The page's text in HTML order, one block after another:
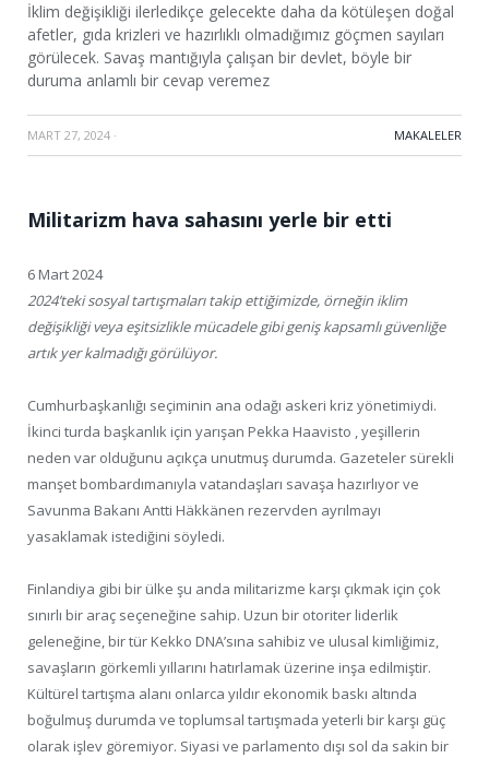
İklim değişikliği ilerledikçe gelecekte daha da kötüleşen doğal
afetler, gıda krizleri ve hazırlıklı olmadığımız göçmen sayıları
görülecek. Savaş mantığıyla çalışan bir devlet, böyle bir
duruma anlamlı bir cevap veremez
MART 27, 2024 · MAKALELER
Militarizm hava sahasını yerle bir etti
6 Mart 2024
2024’teki sosyal tartışmaları takip ettiğimizde, örneğin iklim
değişikliği veya eşitsizlikle mücadele gibi geniş kapsamlı güvenliğe
artık yer kalmadığı görülüyor.
Cumhurbaşkanlığı seçiminin ana odağı askeri kriz yönetimiydi.
İkinci turda başkanlık için yarışan Pekka Haavisto , yeşillerin
neden var olduğunu açıkça unutmuş durumda. Gazeteler sürekli
manşet bombardımanıyla vatandaşları savaşa hazırlıyor ve
Savunma Bakanı Antti Häkkänen rezervden ayrılmayı
yasaklamak istediğini söyledi.
Finlandiya gibi bir ülke şu anda militarizme karşı çıkmak için çok
sınırlı bir araç seçeneğine sahip. Uzun bir otoriter liderlik
geleneğine, bir tür Kekko DNA’sına sahibiz ve ulusal kimliğimiz,
savaşların görkemli yıllarını hatırlamak üzerine inşa edilmiştir.
Kültürel tartışma alanı onlarca yıldır ekonomik baskı altında
boğulmuş durumda ve toplumsal tartışmada yeterli bir karşı güç
olarak işlev göremiyor. Siyasi ve parlamento dışı sol da sakin bir